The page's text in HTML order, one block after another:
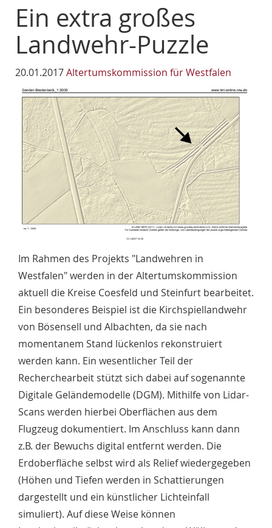
Ein extra großes
Landwehr-Puzzle
20.01.2017Altertumskommission für Westfalen
Im Rahmen des Projekts "Landwehren in
Westfalen" werden in der Altertumskommission
aktuell die Kreise Coesfeld und Steinfurt bearbeitet.
Ein besonderes Beispiel ist die Kirchspiellandwehr
von Bösensell und Albachten, da sie nach
momentanem Stand lückenlos rekonstruiert
werden kann. Ein wesentlicher Teil der
Recherchearbeit stützt sich dabei auf sogenannte
Digitale Geländemodelle (DGM). Mithilfe von Lidar-
Scans werden hierbei Oberflächen aus dem
Flugzeug dokumentiert. Im Anschluss kann dann
z.B. der Bewuchs digital entfernt werden. Die
Erdoberfläche selbst wird als Relief wiedergegeben
(Höhen und Tiefen werden in Schattierungen
dargestellt und ein künstlicher Lichteinfall
simuliert). Auf diese Weise können